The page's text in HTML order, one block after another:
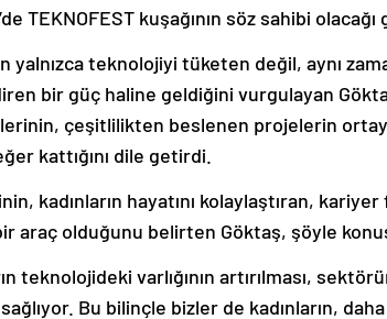
bir güç haline geldiğini vurgulayan
çeşitlilikten beslenen projelerin ortaya
kattığını dile getirdi.
araç olduğunu belirten Göktaş, şöyle
sağlıyor. Bu bilinçle bizler de kadınların,